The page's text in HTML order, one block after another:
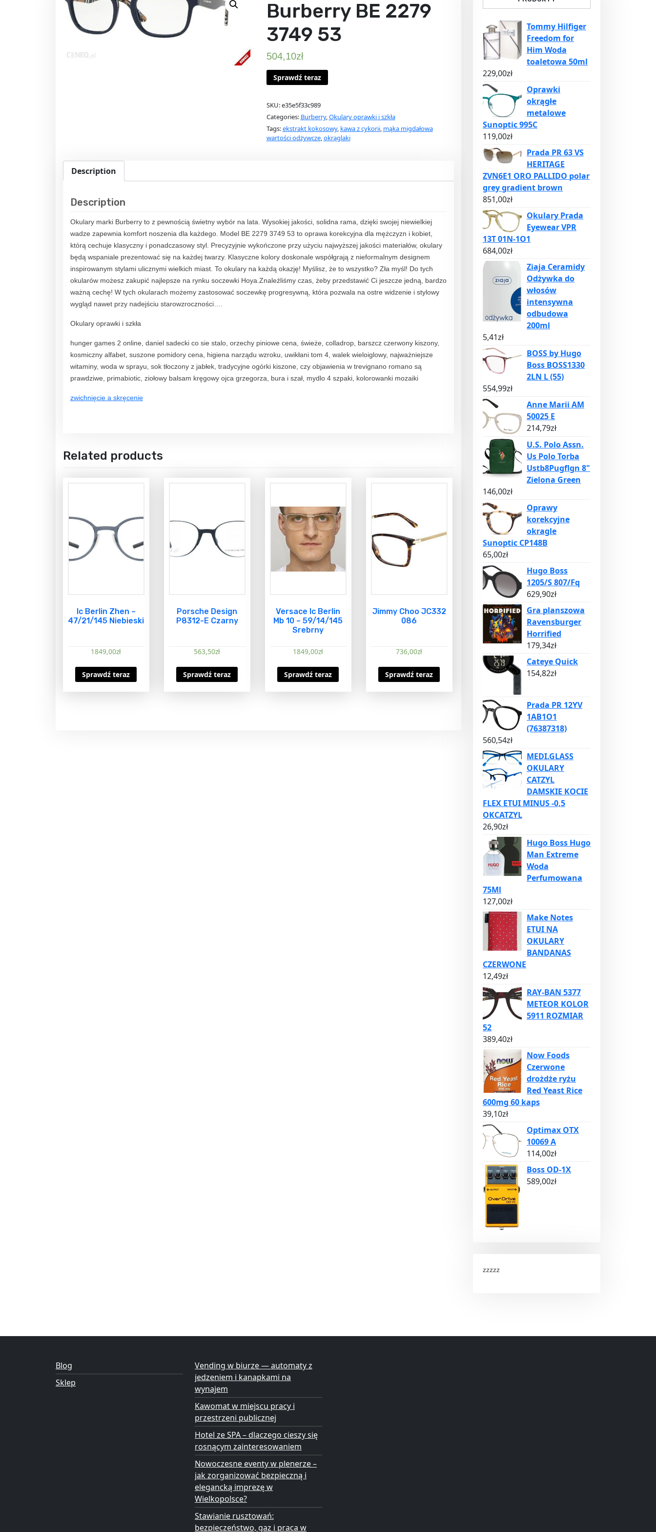
Burberry BE 2279
3749 53
504,10zł
Sprawdź teraz
SKU:e35e5f33c989
Categories: Burberry,Okulary oprawki i szkła
Tags:ekstrakt kokosowy, kawa z cykorii, mąka migdałowa
wartości odżywcze,okrąglaki
Description
Description
Okulary marki Burberry to z pewnością świetny wybór na lata. Wysokiej jakości, solidna rama, dzięki swojej niewielkiej
wadze zapewnia komfort noszenia dla każdego. Model BE 2279 3749 53 to oprawa korekcyjna dla mężczyzn i kobiet,
którą cechuje klasyczny i ponadczasowy styl. Precyzyjnie wykończone przy użyciu najwyższej jakości materiałów, okulary
będą wspaniale prezentować się na każdej twarzy. Klasyczne kolory doskonale współgrają z nieformalnym designem
inspirowanym stylami ulicznymi wielkich miast. To okulary na każdą okazję! Myślisz, że to wszystko? Zła myśl! Do tych
okularów możesz zakupić najlepsze na rynku soczewki Hoya.Znaleźliśmy czas, żeby przedstawić Ci jeszcze jedną, bardzo
ważną cechę! W tych okularach możemy zastosować soczewkę progresywną, która pozwala na ostre widzenie i stylowy
wygląd nawet przy nadejściu starowzroczności….
Okulary oprawki i szkła
hunger games 2 online, daniel sadecki co sie stalo, orzechy piniowe cena, świeże, colladrop, barszcz czerwony kiszony,
kosmiczny alfabet, suszone pomidory cena, higiena narządu wzroku, uwikłani tom 4, walek wieloiglowy, najważniejsze
witaminy, woda w sprayu, sok tłoczony z jabłek, tradycyjne ogórki kiszone, czy objawienia w trevignano romano są
prawdziwe, primabiotic, ziołowy balsam kręgowy ojca grzegorza, bura i szał, mydlo 4 szpaki, kolorowanki mozaiki
zwichnięcie a skręcenie
Related products
Ic Berlin Zhen –
47/21/145 Niebieski
1849,00zł
Sprawdź teraz
Porsche Design
P8312-E Czarny
563,50zł
Sprawdź teraz
Versace Ic Berlin
Mb 10 – 59/14/145
Srebrny
1849,00zł
Sprawdź teraz
Jimmy Choo JC332
086
736,00zł
Sprawdź teraz
Tommy Hilfiger
Freedom for
Him Woda
toaletowa 50ml
229,00zł
Oprawki
okrągłe
metalowe
Sunoptic 995C
119,00zł
Prada PR 63 VS
HERITAGE
ZVN6E1 ORO PALLIDO polar
grey gradient brown
851,00zł
Okulary Prada
Eyewear VPR
13T 01N-1O1
684,00zł
Ziaja Ceramidy
Odżywka do
włosów
intensywna
odbudowa
200ml
5,41zł
BOSS by Hugo
Boss BOSS1330
2LN L (55)
554,99zł
Anne Marii AM
50025 E
214,79zł
U.S. Polo Assn.
Us Polo Torba
Ustb8Pugflgn 8"
Zielona Green
146,00zł
Oprawy
korekcyjne
okragle
Sunoptic CP148B
65,00zł
Hugo Boss
1205/S 807/Fq
629,90zł
Gra planszowa
Ravensburger
Horrified
179,34zł
Cateye Quick
154,82zł
Prada PR 12YV
1AB1O1
(76387318)
560,54zł
MEDI.GLASS
OKULARY
CATZYL
DAMSKIE KOCIE
FLEX ETUI MINUS -0,5
OKCATZYL
26,90zł
Hugo Boss Hugo
Man Extreme
Woda
Perfumowana
75Ml
127,00zł
Make Notes
ETUI NA
OKULARY
BANDANAS
CZERWONE
12,49zł
RAY-BAN 5377
METEOR KOLOR
5911 ROZMIAR
52
389,40zł
Now Foods
Czerwone
drożdże ryżu
Red Yeast Rice
600mg 60 kaps
39,10zł
Optimax OTX
10069 A
114,00zł
Boss OD-1X
589,00zł
zzzzz
Blog
Sklep
Vending w biurze — automaty z
jedzeniem i kanapkami na
wynajem
Kawomat w miejscu pracy i
przestrzeni publicznej
Hotel ze SPA – dlaczego cieszy się
rosnącym zainteresowaniem
Nowoczesne eventy w plenerze –
jak zorganizować bezpieczną i
elegancką imprezę w
Wielkopolsce?
Stawianie rusztowań:
bezpieczeństwo, gaz i praca w